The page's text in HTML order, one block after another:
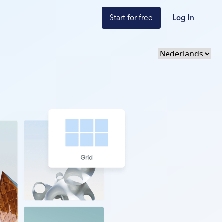
Start for free Log In